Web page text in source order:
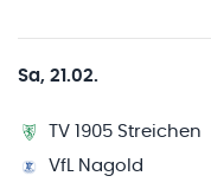
Sa, 21.02.
TV 1905 Streichen
VfL Nagold